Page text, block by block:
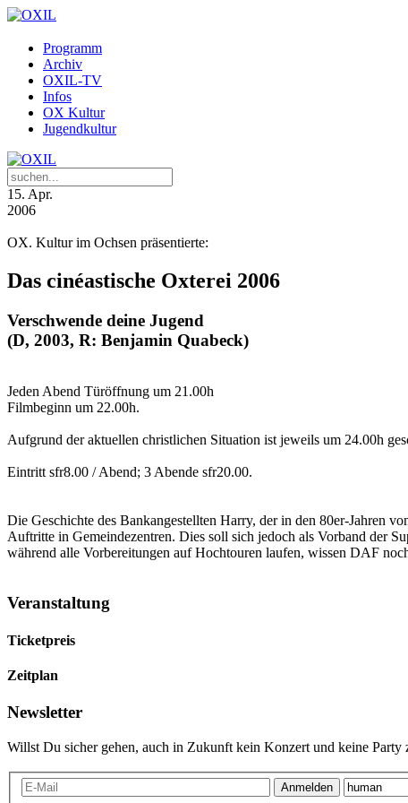
Programm
Archiv
OXIL-TV
Infos
OX Kultur
Jugendkultur
15. Apr.
2006
OX. Kultur im Ochsen präsentierte:
Das cinéastische Oxterei 2006
Verschwende deine Jugend
(D, 2003, R: Benjamin Quabeck)
Jeden Abend Türöffnung um 21.00h
Filmbeginn um 22.00h.
Aufgrund der aktuellen christlichen Situation ist jeweils um 24.00h
Eintritt sfr8.00 / Abend; 3 Abende sfr20.00.
Die Geschichte des Bankangestellten Harry, der in den 80er-Jahren
Auftritte in Gemeindezentren. Dies soll sich jedoch als Vorband der
während alle Vorbereitungen auf Hochtouren laufen, wissen DAF
Veranstaltung
Ticketpreis
Zeitplan
Newsletter
Willst Du sicher gehen, auch in Zukunft kein Konzert und keine
Anmelden